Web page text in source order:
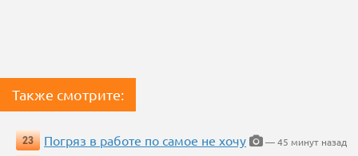
Также смотрите:
23 Погряз в работе по самое не хочу
— 45 минут назад